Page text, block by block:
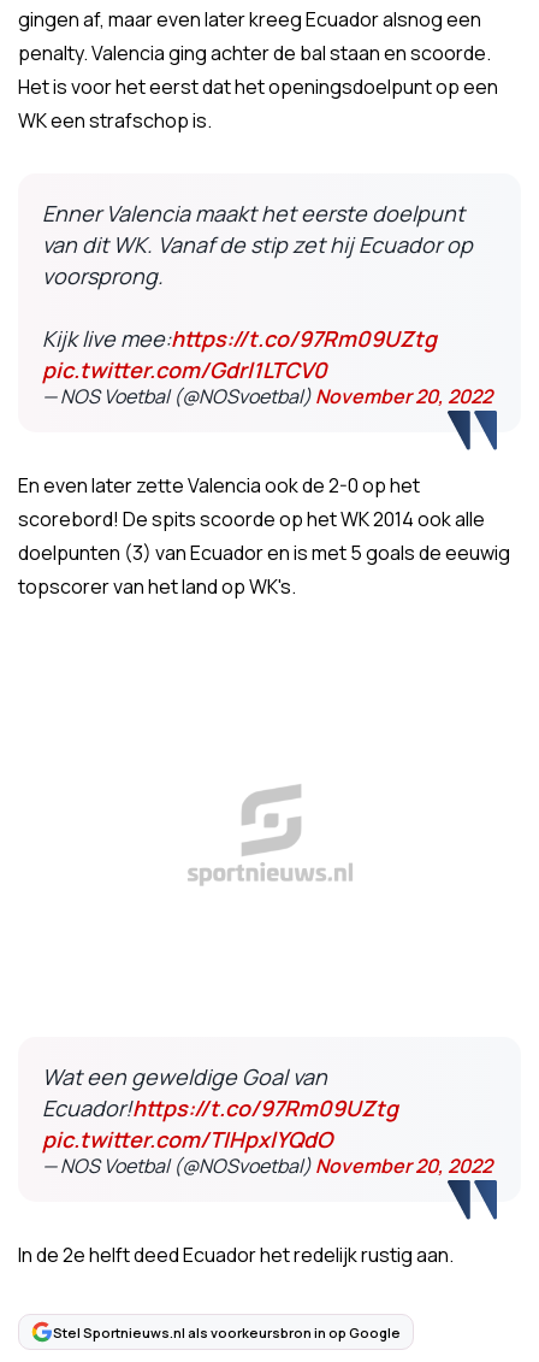
gingen af, maar even later kreeg Ecuador alsnog een
penalty. Valencia ging achter de bal staan en scoorde.
Het is voor het eerst dat het openingsdoelpunt op een
WK een strafschop is.
Enner Valencia maakt het eerste doelpunt
van dit WK. Vanaf de stip zet hij Ecuador op
voorsprong.
Kijk live mee:https://t.co/97Rm09UZtg
pic.twitter.com/Gdrl1LTCV0
— NOS Voetbal (@NOSvoetbal)November 20, 2022
En even later zette Valencia ook de 2-0 op het
scorebord! De spits scoorde op het WK 2014 ook alle
doelpunten (3) van Ecuador en is met 5 goals de eeuwig
topscorer van het land op WK's.
Wat een geweldige Goal van
Ecuador!https://t.co/97Rm09UZtg
pic.twitter.com/TIHpxlYQdO
— NOS Voetbal (@NOSvoetbal)November 20, 2022
In de 2e helft deed Ecuador het redelijk rustig aan.
Stel Sportnieuws.nl als voorkeursbron in op Google